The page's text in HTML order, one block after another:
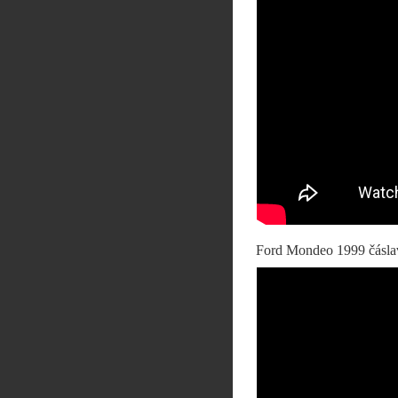
Ford Mondeo 1999